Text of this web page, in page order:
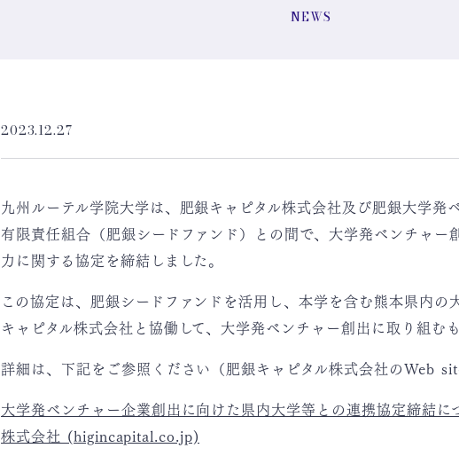
NEWS
2023.12.27
九州ルーテル学院大学は、肥銀キャピタル株式会社及び肥銀大学発
有限責任組合（肥銀シードファンド）との間で、大学発ベンチャー
力に関する協定を締結しました。
この協定は、肥銀シードファンドを活用し、本学を含む熊本県内の
キャピタル株式会社と協働して、大学発ベンチャー創出に取り組むも
詳細は、下記をご参照ください（肥銀キャピタル株式会社のWeb
大学発ベンチャー企業創出に向けた県内大学等との連携協定締結に
株式会社 (higincapital.co.jp)